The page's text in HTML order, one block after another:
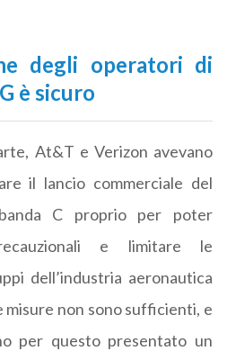
degli operatori di
è sicuro
At&T e Verizon avevano
il lancio commerciale del
C proprio per poter
e limitare le
dell’industria aeronautica
non sono sufficienti, e
per questo presentato un